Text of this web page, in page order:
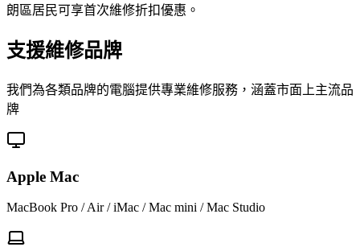
朗區居民可享首次維修折扣優惠。
支援維修品牌
我們為各類品牌的電腦提供專業維修服務，涵蓋市面上主流品
牌
Apple Mac
MacBook Pro / Air / iMac / Mac mini / Mac Studio